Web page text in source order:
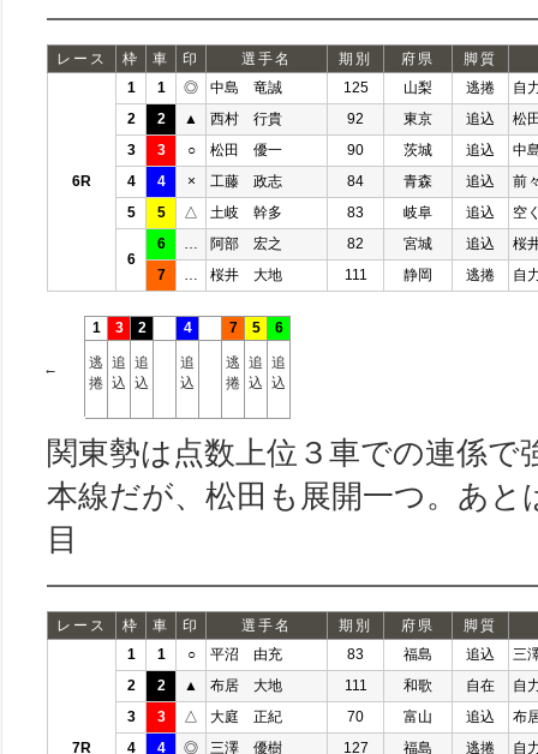
レース 枠 車 印 選手名 期別 府県 脚質
6R
1 1 ◎ 中島 竜誠 125 山梨 逃捲
自
2
2 ▲ 西村 行貴 92 東京 追込
松
3
3 ○ 松田 優一 90 茨城 追込
中
4
4 × 工藤 政志 84 青森 追込
前
5
5 △ 土岐 幹多 83 岐阜 追込 空
6
6 阿部 宏之 82 宮城 追込
桜
7
桜井 大地 111 静岡 逃捲 自
←
1
逃
捲
3
追
込
2
追
込
4
追
込
7
逃
捲
5
追
込
6
追
込
関東勢は点数上位３車での連係で
本線だが、松田も展開一つ。あと
目
レース 枠 車 印 選手名 期別 府県 脚質
7R
1 1 ○ 平沼 由充 83 福島 追込
三
2
2 ▲ 布居 大地 111 和歌 自在
自
3
3 △ 大庭 正紀 70 富山 追込
布
4
4 ◎ 三澤 優樹 127 福島 逃捲
自